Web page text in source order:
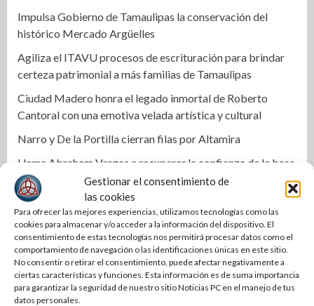
Gestionar el consentimiento de
las cookies
Para ofrecer las mejores experiencias, utilizamos tecnologías como las
cookies para almacenar y/o acceder a la información del dispositivo. El
consentimiento de estas tecnologías nos permitirá procesar datos como el
comportamiento de navegación o las identificaciones únicas en este sitio.
No consentir o retirar el consentimiento, puede afectar negativamente a
ciertas características y funciones. Esta información es de suma importancia
para garantizar la seguridad de nuestro sitio Noticias PC en el manejo de tus
datos personales.
Impulsa Gobierno de Tamaulipas la conservación del
histórico Mercado Argüelles
Agiliza el ITAVU procesos de escrituración para brindar
certeza patrimonial a más familias de Tamaulipas
Ciudad Madero honra el legado inmortal de Roberto
Cantoral con una emotiva velada artística y cultural
Narro y De la Portilla cierran filas por Altamira
Llama Abraham Vargas a recuperar la confianza de la base
trabajadora del ISSSTE en Tamaulipas
Mónica Villarreal impulsa la transformación de la entrada
al Centro Histórico de Tampico
Activa IMSS protocolos por embarazo de niña de 11 años
en Matamoros
Cabalgata une a los pueblos: Olga Sosa en el 399
aniversario de Palmillas